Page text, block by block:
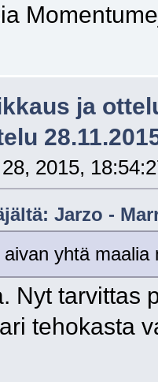
ja
2015,
Jarzo -
yhtä maalia
Nyt tarvittas
tehokasta